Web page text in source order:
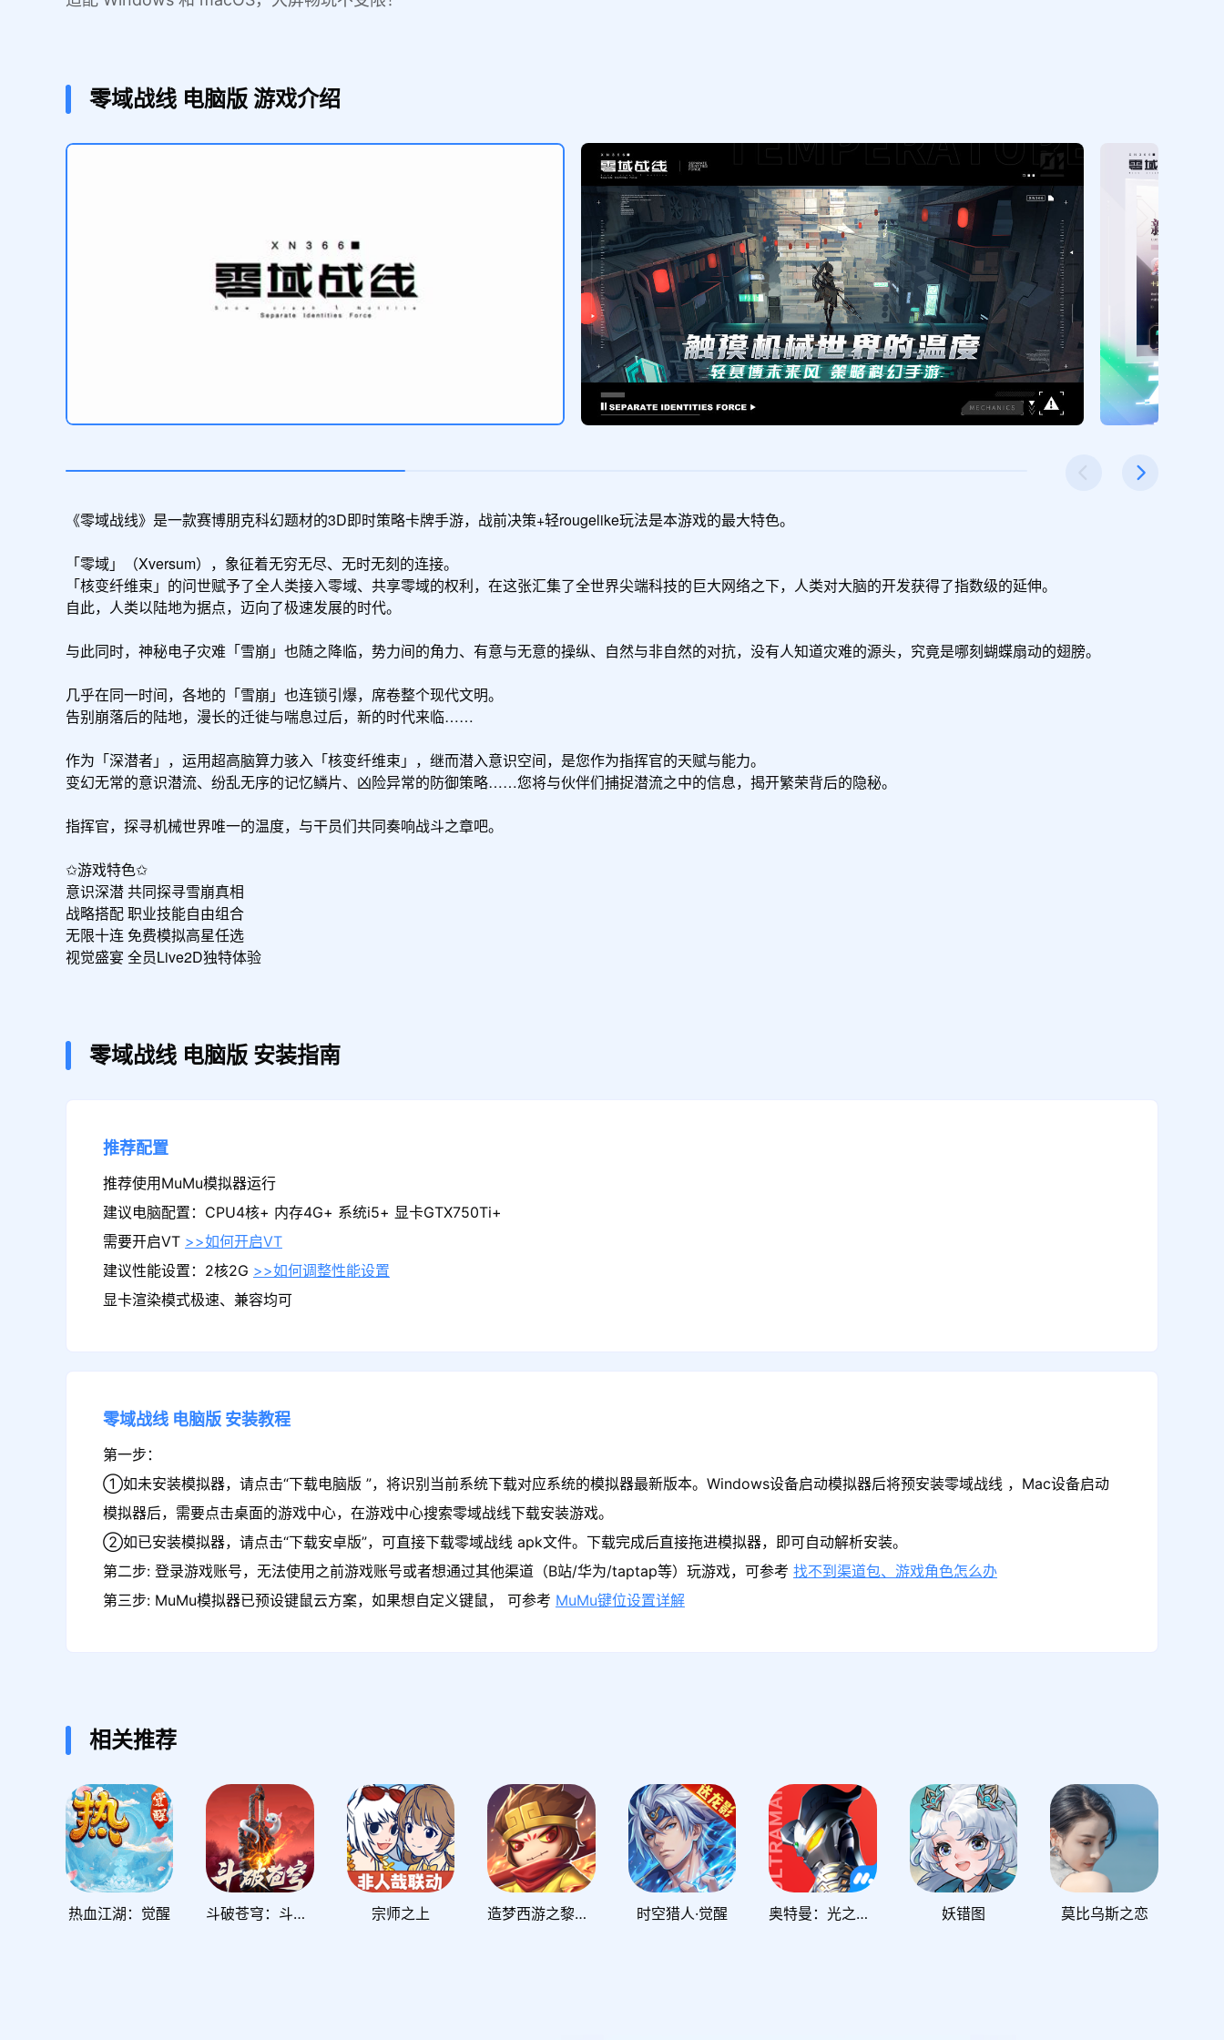
零域战线 电脑版 游戏介绍
《零域战线》是一款赛博朋克科幻题材的3D即时策略卡牌手游，战前决策+轻rougelike玩法是本游戏的最大特色。
「零域」（Xversum），象征着无穷无尽、无时无刻的连接。
「核变纤维束」的问世赋予了全人类接入零域、共享零域的权利，在这张汇集了全世界尖端科技的巨大网络之下，人类对大脑的开发获得了指数级的延伸。
自此，人类以陆地为据点，迈向了极速发展的时代。
与此同时，神秘电子灾难「雪崩」也随之降临，势力间的角力、有意与无意的操纵、自然与非自然的对抗，没有人知道灾难的源头，究竟是哪刻蝴蝶扇动的翅膀。
几乎在同一时间，各地的「雪崩」也连锁引爆，席卷整个现代文明。
告别崩落后的陆地，漫长的迁徙与喘息过后，新的时代来临……
作为「深潜者」，运用超高脑算力骇入「核变纤维束」，继而潜入意识空间，是您作为指挥官的天赋与能力。
变幻无常的意识潜流、纷乱无序的记忆鳞片、凶险异常的防御策略……您将与伙伴们捕捉潜流之中的信息，揭开繁荣背后的隐秘。
指挥官，探寻机械世界唯一的温度，与干员们共同奏响战斗之章吧。
✩游戏特色✩
意识深潜 共同探寻雪崩真相
战略搭配 职业技能自由组合
无限十连 免费模拟高星任选
视觉盛宴 全员Live2D独特体验
零域战线 电脑版 安装指南
推荐配置
推荐使用MuMu模拟器运行
建议电脑配置：CPU4核+ 内存4G+ 系统i5+ 显卡GTX750Ti+
需要开启VT >>如何开启VT
建议性能设置：2核2G >>如何调整性能设置
显卡渲染模式极速、兼容均可
零域战线 电脑版 安装教程
第一步：
①如未安装模拟器，请点击“下载电脑版 ”，将识别当前系统下载对应系统的模拟器最新版本。Windows设备启动模拟器后将预安装零域战线 ，Mac设备启动
模拟器后，需要点击桌面的游戏中心，在游戏中心搜索零域战线下载安装游戏。
②如已安装模拟器，请点击“下载安卓版”，可直接下载零域战线 apk文件。下载完成后直接拖进模拟器，即可自动解析安装。
第二步: 登录游戏账号，无法使用之前游戏账号或者想通过其他渠道（B站/华为/taptap等）玩游戏，可参考 找不到渠道包、游戏角色怎么办
第三步: MuMu模拟器已预设键鼠云方案，如果想自定义键鼠， 可参考 MuMu键位设置详解
相关推荐
热血江湖：觉醒 斗破苍穹：斗帝之路 宗师之上 造梦西游之黎尤浩劫篇 时空猎人·觉醒 奥特曼：光之战士 妖错图 莫比乌斯之恋